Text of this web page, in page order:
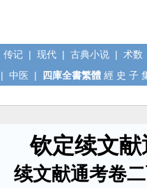
传记 | 现代 | 古典小说 | 术数
| 中医 | 四庫全書繁體 經 史 子
钦定续文献
续文献通考卷